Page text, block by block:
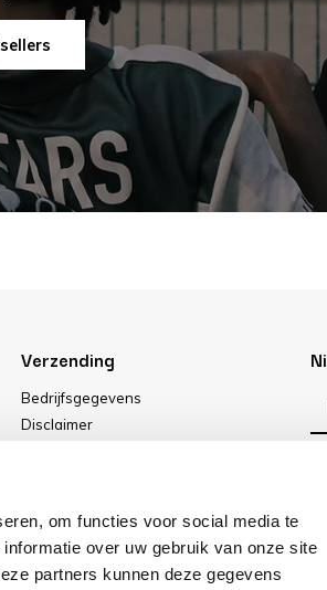
om functies voor social media te
over uw gebruik van onze site
partners kunnen deze gegevens
Verzending
Bedrijfsgegevens
Disclaimer